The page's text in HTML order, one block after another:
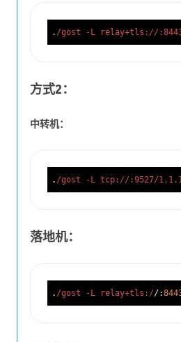
. /gost -L relay+tls://
方式2：
中转机：
. /gost -L tcp://:9527/
落地机：
. /gost -L relay+tls://: